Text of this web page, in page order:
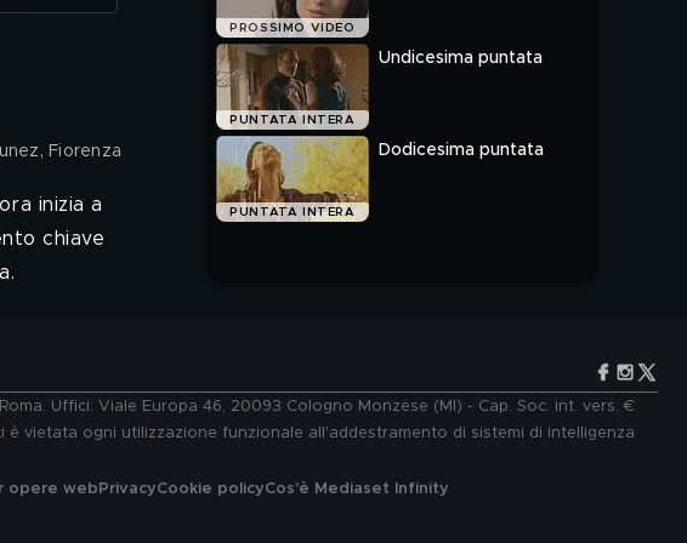
Fiorenza
inizia a
chiave
PROSSIMO VIDEO
PUNTATA INTERA
Undicesima puntata
PUNTATA INTERA
Dodicesima puntata
Uffici: Viale Europa 46, 20093 Cologno Monzese (MI) - Cap. Soc. int. vers. €
vietata ogni utilizzazione funzionale all'addestramento di sistemi di intelligenza
opere web PrivacyCookie policyCos'è Mediaset Infinity